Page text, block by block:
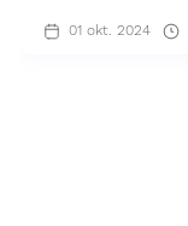
01 okt. 2024